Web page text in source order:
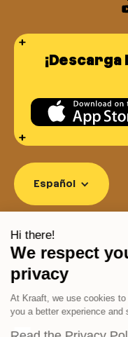
Español
Continue without consent
Hi there!
We respect
privacy
At Kraaft, we use cookies
you a better experience